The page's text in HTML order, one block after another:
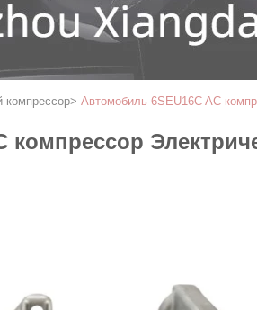
компрессор> Автомобиль 6SEU16C AC